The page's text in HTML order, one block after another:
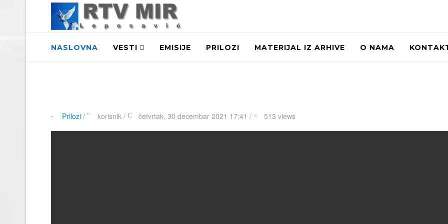
NASLOVNA VESTI EMISIJE PRILOZI MATERIJAL IZ ARHIVE O NAMA
Prilozi/ korisnik / četvrtak, 30 decembar 2021 17:41 / 513 views